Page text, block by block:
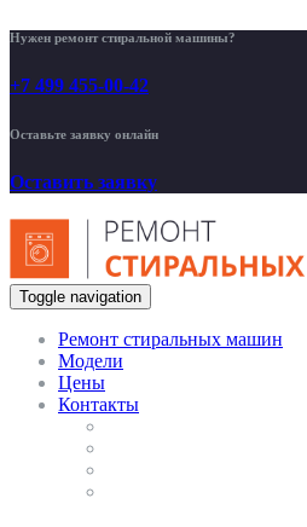
Нужен ремонт стиральной машины?
+7 499 455-00-42
Оставьте заявку онлайн
Оставить заявку
Toggle navigation
Ремонт стиральных машин
Модели
Цены
Контакты